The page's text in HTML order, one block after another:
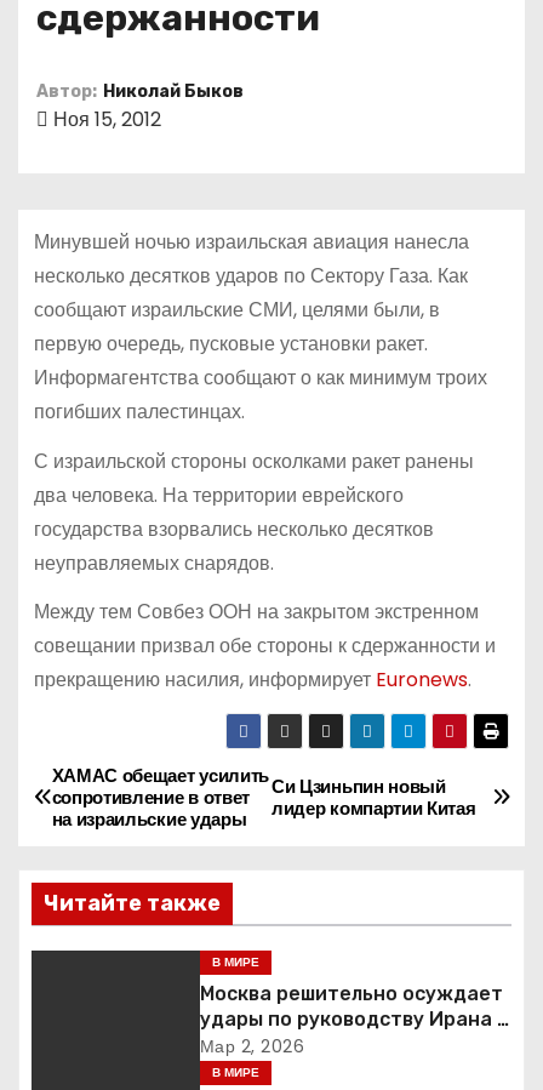
сдержанности
Автор: Николай Быков
Ноя 15, 2012
Минувшей ночью израильская авиация нанесла
несколько десятков ударов по Сектору Газа. Как
сообщают израильские СМИ, целями были, в
первую очередь, пусковые установки ракет.
Информагентства сообщают о как минимум троих
погибших палестинцах.
С израильской стороны осколками ракет ранены
два человека. На территории еврейского
государства взорвались несколько десятков
неуправляемых снарядов.
Между тем Совбез ООН на закрытом экстренном
совещании призвал обе стороны к сдержанности и
прекращению насилия, информирует Euronews.
Н
а
в
и
Си Цзиньпин новый
лидер компартии Китая
ХАМАС обещает усилить
сопротивление в ответ
на израильские удары
Читайте также
В МИРЕ
Москва решительно осуждает
удары по руководству Ирана и
призывает к немедленной
деэскалации
Мар 2, 2026
В МИРЕ